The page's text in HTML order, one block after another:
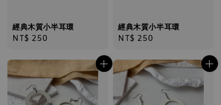
經典木質小半耳環
Regular
NT$ 250
經典木質小半耳環
Regular
NT$ 250